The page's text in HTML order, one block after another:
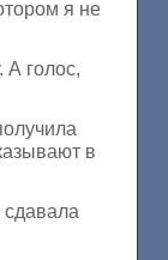
я не
голос,
в
сдавала